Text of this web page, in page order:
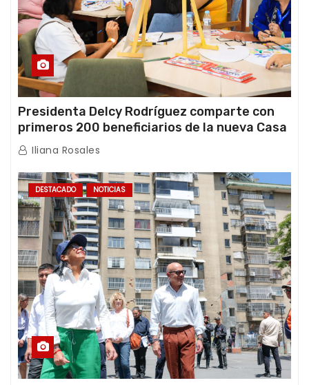
Presidenta Delcy Rodríguez comparte con
primeros 200 beneficiarios de la nueva Casa
de los Abuelos “La Primavera” en Caracas
Iliana Rosales
DESTACADO NOTICIAS